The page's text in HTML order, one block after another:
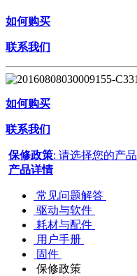
如何购买
联系我们
如何购买
联系我们
保修政策: 请选择您的产品
产品详情
常见问题解答
驱动与软件
耗材与配件
用户手册
固件
保修政策